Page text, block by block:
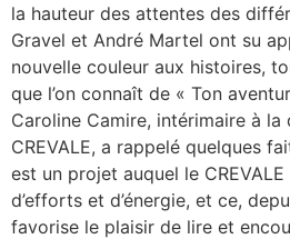
la hauteur des attentes des
Gravel et André Martel ont su
nouvelle couleur aux histoires,
que l’on connaît de « Ton
Caroline Camire, intérimaire à
CREVALE, a rappelé quelques
est un projet auquel le
d’efforts et d’énergie, et ce,
favorise le plaisir de lire et